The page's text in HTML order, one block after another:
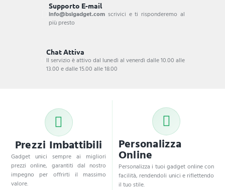
Supporto E-mail
info@bsigadget.com scrivici e ti risponderemo al
più presto
Chat Attiva
Il servizio è attivo dal lunedì al venerdì dalle 10.00 alle
13.00 e dalle 15.00 alle 18.00
Prezzi Imbattibili
Gadget unici sempre ai migliori
prezzi online, garantiti dal nostro
impegno per offrirti il massimo
valore.
Personalizza
Online
Personalizza i tuoi gadget online con
facilità, rendendoli unici e riflettendo
il tuo stile.